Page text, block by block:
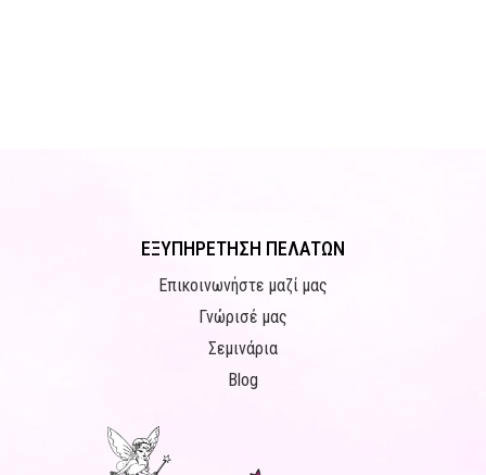
ΕΞΥΠΗΡΕΤΗΣΗ ΠΕΛΑΤΩΝ
Επικοινωνήστε μαζί μας
Γνώρισέ μας
Σεμινάρια
Blog